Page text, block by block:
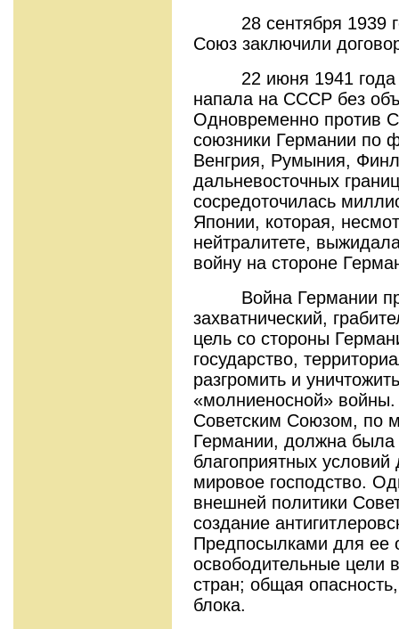
28 сентября 1939
Союз заключили
22 июня 1941 года
напала на СССР без
Одновременно против
союзники Германии по
Венгрия, Румыния,
дальневосточных
сосредоточилась
Японии, которая,
нейтралитете,
войну на стороне
Война Германии
захватнический,
цель со стороны
государство,
разгромить и
«молниеносной»
Советским Союзом, по
Германии, должна была
благоприятных
мировое господство.
внешней политики
создание
Предпосылками для ее
освободительные цели
стран; общая
блока.